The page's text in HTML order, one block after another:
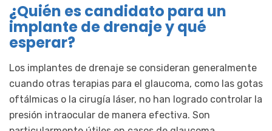
¿Quién es candidato para un
implante de drenaje y qué
esperar?
Los implantes de drenaje se consideran generalmente
cuando otras terapias para el glaucoma, como las gotas
oftálmicas o la cirugía láser, no han logrado controlar la
presión intraocular de manera efectiva. Son